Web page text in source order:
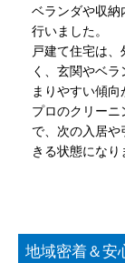
ベランダや収納
行いました。
戸建て住宅は
く、玄関やベ
まりやすい傾向
プロのクリーニ
で、次の入居
きる状態になり
地域密着＆安